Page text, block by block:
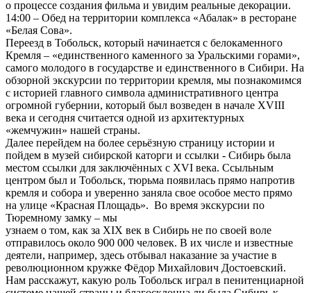
о процессе создания фильма и увидим реальные декорации.
14:00 – Обед на территории комплекса «Абалак» в ресторане
«Белая Сова».
Переезд в Тобольск, который начинается с белокаменного
Кремля – «единственного каменного за Уральскими горами»,
самого молодого в государстве и единственного в Сибири. На
обзорной экскурсии по территории кремля, мы познакомимся
с историей главного символа административного центра
огромной губернии, который был возведен в начале XVIII
века и сегодня считается одной из архитектурных
«жемчужин» нашей страны.
Далее перейдем на более серьёзную страницу истории и
пойдем в музей сибирской каторги и ссылки - Сибирь была
местом ссылки для заключённых с XVI века. Ссыльным
центром был и Тобольск, тюрьма появилась прямо напротив
кремля и собора и уверенно заняла свое особое место прямо
на улице «Красная Площадь». Во время экскурсии по
Тюремному замку – мы
узнаем о том, как за XIX век в Сибирь не по своей воле
отправилось около 900 000 человек. В их числе и известные
деятели, например, здесь отбывал наказание за участие в
революционном кружке Фёдор Михайлович Достоевский.
Нам расскажут, какую роль Тобольск играл в пенитенциарной